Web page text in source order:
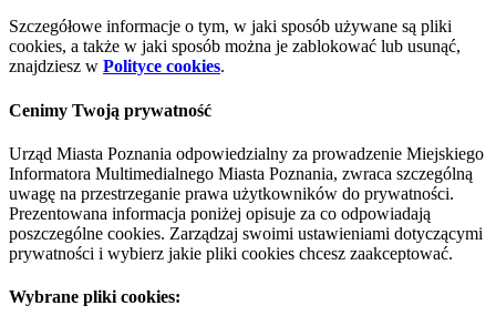
Szczegółowe informacje o tym, w jaki sposób używane są pliki
cookies, a także w jaki sposób można je zablokować lub usunąć,
znajdziesz w Polityce cookies.
Cenimy Twoją prywatność
Urząd Miasta Poznania odpowiedzialny za prowadzenie Miejskiego
Informatora Multimedialnego Miasta Poznania, zwraca szczególną
uwagę na przestrzeganie prawa użytkowników do prywatności.
Prezentowana informacja poniżej opisuje za co odpowiadają
poszczególne cookies. Zarządzaj swoimi ustawieniami dotyczącymi
prywatności i wybierz jakie pliki cookies chcesz zaakceptować.
Wybrane pliki cookies: